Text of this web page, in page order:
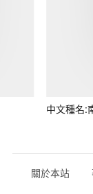
中文種名:
關於本站